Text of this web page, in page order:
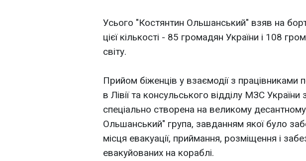
Усього "Костянтин Ольшанський" взяв на
цієї кількості - 85 громадян України і 108
світу.
Прийом біженців у взаємодії з працівниками
в Лівії та консульського відділу МЗС України
спеціально створена на великому
Ольшанський" група, завданням якої було
місця евакуації, приймання, розміщення і
евакуйованих на кораблі.